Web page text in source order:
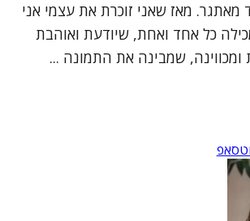
מאתגר. מאז שאני זוכרת את עצמי אני
כל אחד ואחת, שיודעת ואוהבת
שמבינה את התמונה ...